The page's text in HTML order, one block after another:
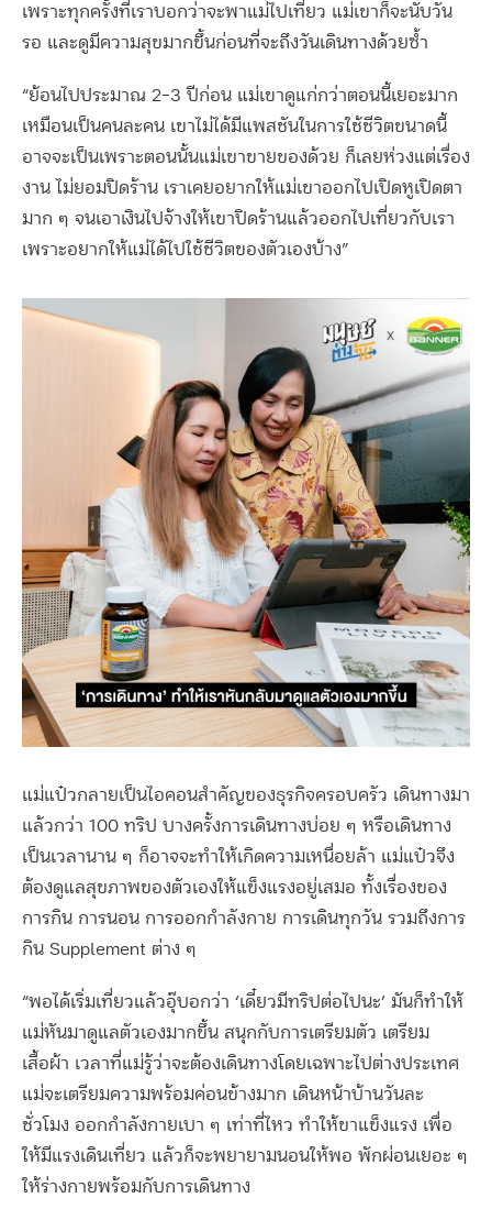
เพราะทุกครั้งที่เราบอกว่าจะพาแม่ไปเที่ยว แม่เขาก็จะนับวัน
รอ และดูมีความสุขมากขึ้นก่อนที่จะถึงวันเดินทางด้วยซ้ำ
“ย้อนไปประมาณ 2-3 ปีก่อน แม่เขาดูแก่กว่าตอนนี้เยอะมาก
เหมือนเป็นคนละคน เขาไม่ได้มีแพสชันในการใช้ชีวิตขนาดนี้
อาจจะเป็นเพราะตอนนั้นแม่เขาขายของด้วย ก็เลยห่วงแต่เรื่อง
งาน ไม่ยอมปิดร้าน เราเคยอยากให้แม่เขาออกไปเปิดหูเปิดตา
มาก ๆ จนเอาเงินไปจ้างให้เขาปิดร้านแล้วออกไปเที่ยวกับเรา
เพราะอยากให้แม่ได้ไปใช้ชีวิตของตัวเองบ้าง”
แม่แป๋วกลายเป็นไอคอนสำคัญของธุรกิจครอบครัว เดินทางมา
แล้วกว่า 100 ทริป บางครั้งการเดินทางบ่อย ๆ หรือเดินทาง
เป็นเวลานาน ๆ ก็อาจจะทำให้เกิดความเหนื่อยล้า แม่แป๋วจึง
ต้องดูแลสุขภาพของตัวเองให้แข็งแรงอยู่เสมอ ทั้งเรื่องของ
การกิน การนอน การออกกำลังกาย การเดินทุกวัน รวมถึงการ
กิน Supplement ต่าง ๆ
“พอได้เริ่มเที่ยวแล้วอุ๊บอกว่า ‘เดี๋ยวมีทริปต่อไปนะ’ มันก็ทำให้
แม่หันมาดูแลตัวเองมากขึ้น สนุกกับการเตรียมตัว เตรียม
เสื้อผ้า เวลาที่แม่รู้ว่าจะต้องเดินทางโดยเฉพาะไปต่างประเทศ
แม่จะเตรียมความพร้อมค่อนข้างมาก เดินหน้าบ้านวันละ
ชั่วโมง ออกกำลังกายเบา ๆ เท่าที่ไหว ทำให้ขาแข็งแรง เพื่อ
ให้มีแรงเดินเที่ยว แล้วก็จะพยายามนอนให้พอ พักผ่อนเยอะ ๆ
ให้ร่างกายพร้อมกับการเดินทาง